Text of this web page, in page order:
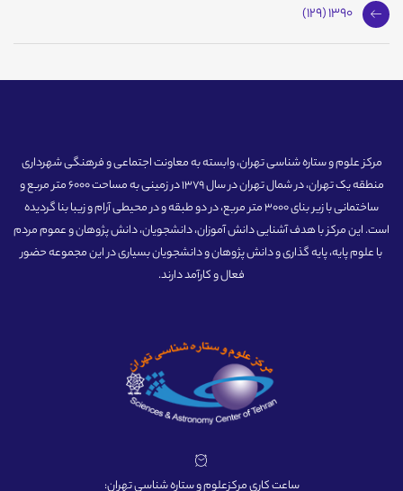
1390 (129)
مرکز علوم و ستاره شناسی تهران، وابسته به معاونت اجتماعی و فرهنگی شهرداری
منطقه یک تهران، در شمال تهران در سال 1379 در زمینی به مساحت 6000 متر مربع و
ساختمانی با زیر بنای 3000 متر مربع، در دو طبقه و در محیطی آرام و زیبا بنا گردیده
است. این مرکز با هدف آشنایی دانش آموزان، دانشجویان، دانش پژوهان و عموم مردم
با علوم پایه، پایه گذاری و دانش پژوهان و دانشجویان بسیاری در این مجموعه حضور
فعال و کارآمد دارند.
ساعت کاری مرکزعلوم و ستاره شناسی تهران: